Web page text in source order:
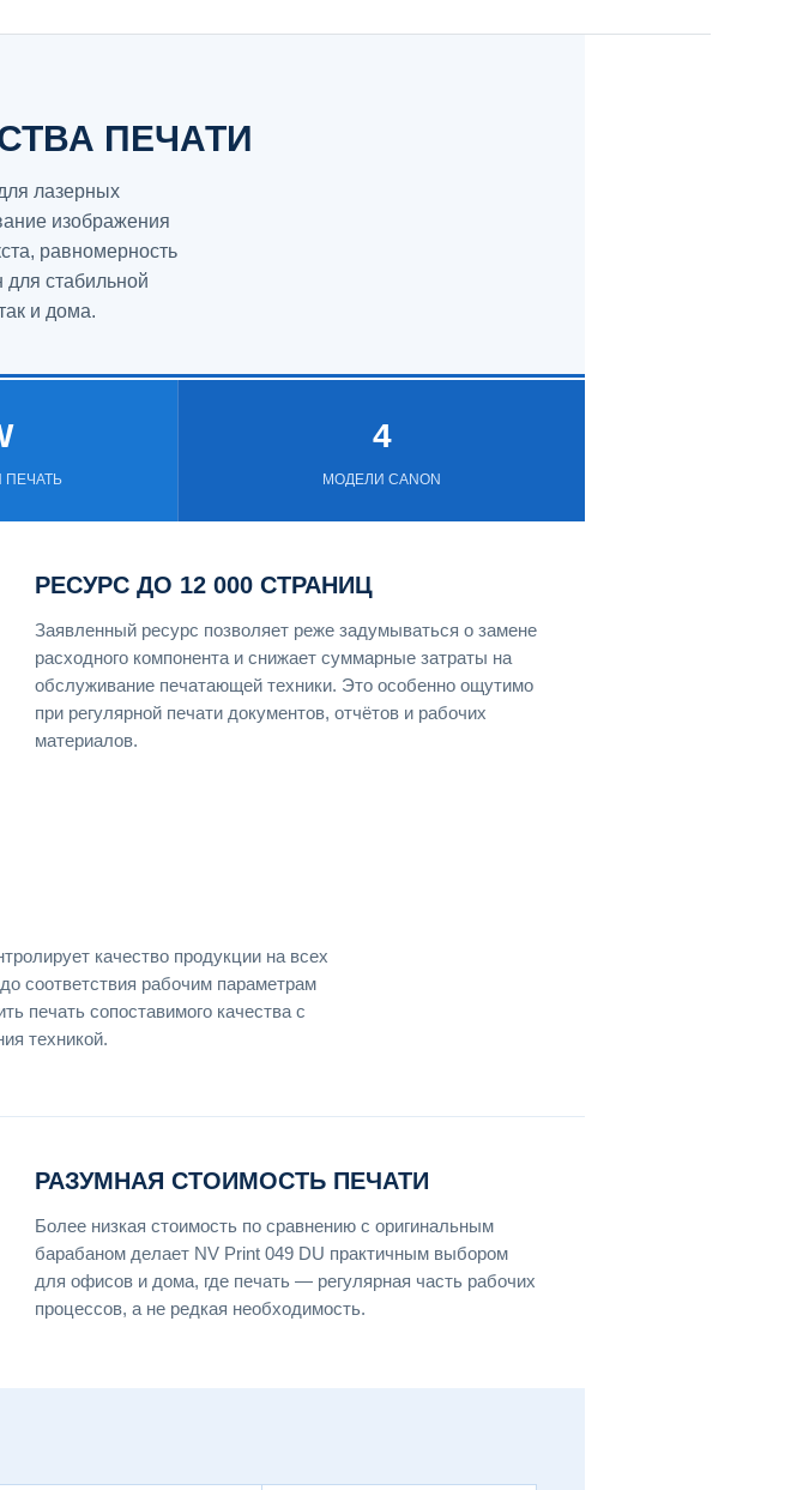
ПЕЧАТИ
лазерных
изображения
равномерность
для стабильной
и дома.
ПЕЧАТЬ
4
МОДЕЛИ CANON
РЕСУРС ДО 12 000 СТРАНИЦ
Заявленный ресурс позволяет реже задумываться о замене
расходного компонента и снижает суммарные затраты на
обслуживание печатающей техники. Это особенно ощутимо
при регулярной печати документов, отчётов и рабочих
материалов.
качество продукции на всех
соответствия рабочим параметрам
печать сопоставимого качества с
техникой.
РАЗУМНАЯ СТОИМОСТЬ ПЕЧАТИ
Более низкая стоимость по сравнению с оригинальным
барабаном делает NV Print 049 DU практичным выбором
для офисов и дома, где печать — регулярная часть рабочих
процессов, а не редкая необходимость.